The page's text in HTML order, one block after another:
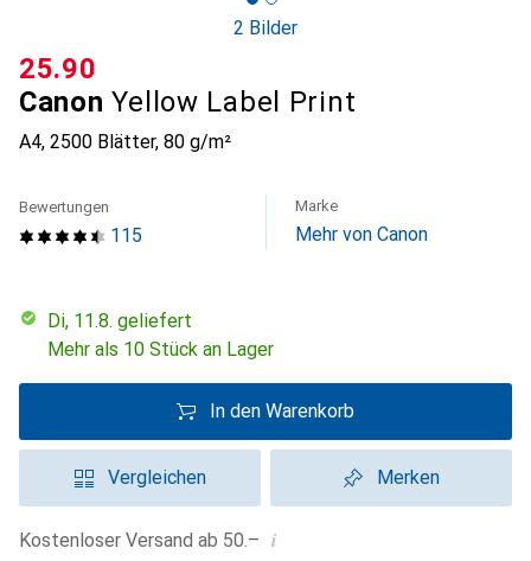
2 Bilder
Canon Yellow Label Print
A4, 2500 Blätter, 80 g/m²
CHF
25.90
115
Bewertungen Marke
Mehr von Canon
Di, 11.8. geliefert
Mehr als 10 Stück an Lager
In den Warenkorb
Vergleichen Merken
Kostenloser Versand ab 50.– i